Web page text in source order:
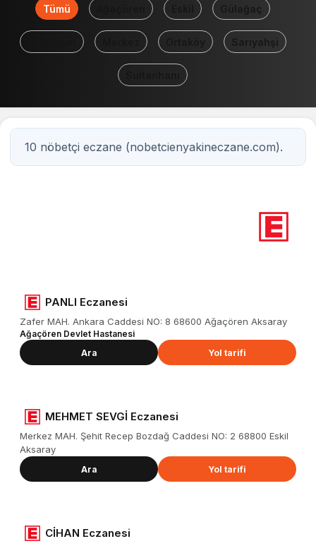
Tümü Gülağaç
Sarıyahşi
10 nöbetçi eczane (nobetcienyakineczane.com).
PANLI Eczanesi
Zafer MAH. Ankara Caddesi NO: 8 68600 Ağaçören Aksaray
Ağaçören Devlet Hastanesi
Ara
Yol tarifi
MEHMET SEVGİ Eczanesi
Merkez MAH. Şehit Recep Bozdağ Caddesi NO: 2 68800 Eskil
Aksaray
Ara Yol tarifi
CİHAN Eczanesi